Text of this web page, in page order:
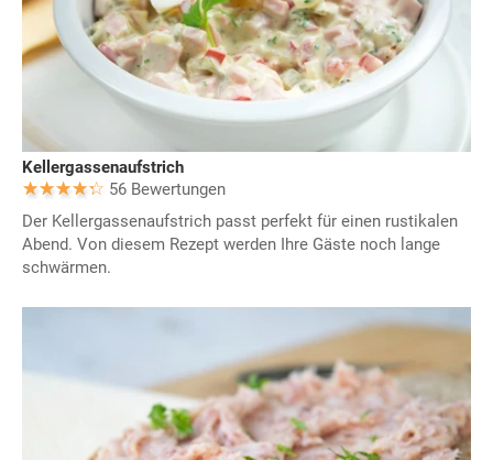
Kellergassenaufstrich
56 Bewertungen
Der Kellergassenaufstrich passt perfekt für einen rustikalen
Abend. Von diesem Rezept werden Ihre Gäste noch lange
schwärmen.